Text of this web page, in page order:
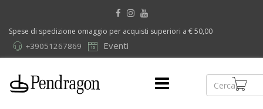
Spese di spedizione omaggio per acquisti superiori a € 50,00
Eventi
+39051267869